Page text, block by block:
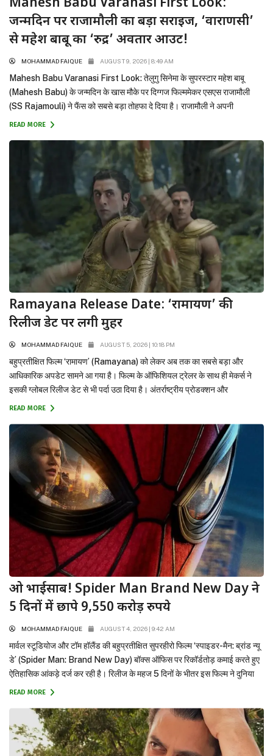
Mahesh Babu Varanasi First Look:
जन्मदिन पर राजामौली का बड़ा सरप्राइज, ‘वाराणसी’
से महेश बाबू का ‘रुद्र’ अवतार आउट!
MOHAMMAD FAIQUE AUGUST 9, 2026 | 8:49 AM
Mahesh Babu Varanasi First Look: तेलुगु सिनेमा के सुपरस्टार महेश बाबू
(Mahesh Babu) के जन्मदिन के खास मौके पर दिग्गज फिल्ममेकर एसएस राजामौली
(SS Rajamouli) ने फैंस को सबसे बड़ा तोहफा दे दिया है। राजामौली ने अपनी
बहुप्रतीक्षित मेगा-बजट फिल्म ‘वाराणसी’ (Varanasi) से महेश बाबू का मच-अवेटेड फर्स्ट
READ MORE
Ramayana Release Date: ‘रामायण’ की
रिलीज डेट पर लगी मुहर
MOHAMMAD FAIQUE AUGUST 5, 2026 | 10:18 PM
बहुप्रतीक्षित फिल्म ‘रामायण’ (Ramayana) को लेकर अब तक का सबसे बड़ा और
आधिकारिक अपडेट सामने आ गया है। फिल्म के ऑफिशियल ट्रेलर के साथ ही मेकर्स ने
इसकी ग्लोबल रिलीज डेट से भी पर्दा उठा दिया है। अंतर्राष्ट्रीय प्रोडक्शन और
डिस्ट्रीब्यूशन जायंट सोनी पिक्चर्स ने मुहर लगा दी है कि यह भव्य महाकाव्य 6 नवंबर...
READ MORE
ओ भाईसाब! Spider Man Brand New Day ने
5 दिनों में छापे 9,550 करोड़ रुपये
MOHAMMAD FAIQUE AUGUST 4, 2026 | 9:42 AM
मार्वल स्टूडियोज और टॉम हॉलैंड की बहुप्रतीक्षित सुपरहीरो फिल्म ‘स्पाइडर-मैन: ब्रांड न्यू
डे’ (Spider Man: Brand New Day) बॉक्स ऑफिस पर रिकॉर्डतोड़ कमाई करते हुए
ऐतिहासिक आंकड़े दर्ज कर रही है। रिलीज के महज 5 दिनों के भीतर इस फिल्म ने दुनिया
भर में ₹9,550 करोड़ ($1.15 Billion+) का विशाल ग्रॉस कलेक्शन कर लिया है।...
READ MORE